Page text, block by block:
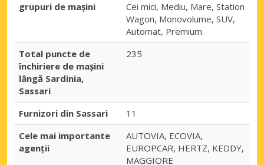
grupuri de mașini
Cei mici, Mediu, Mare, Station
Wagon, Monovolume, SUV,
Automat, Premium.
Total puncte de
închiriere de mașini
lângă Sardinia,
Sassari
235
Furnizori din Sassari
11
Cele mai importante
agenții
AUTOVIA, ECOVIA,
EUROPCAR, HERTZ, KEDDY,
MAGGIORE